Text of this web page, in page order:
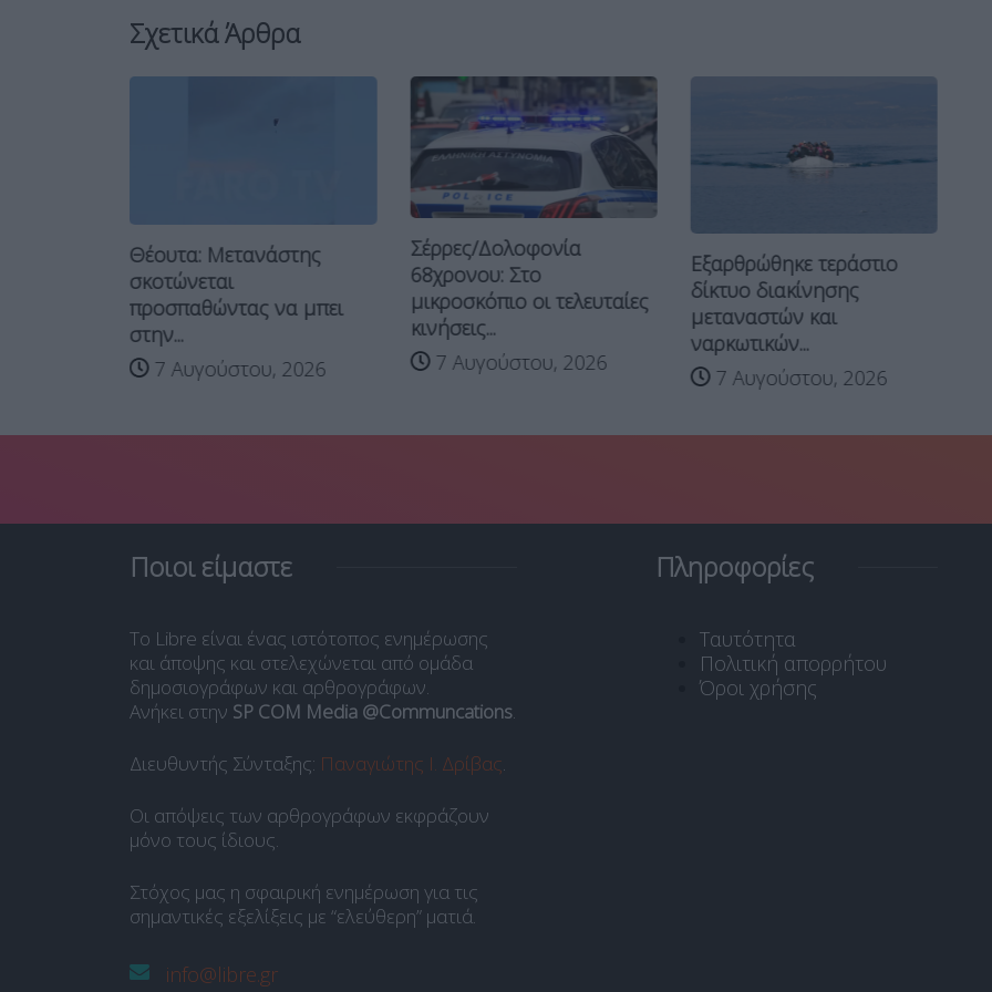
Σχετικά Άρθρα
Θέουτα: Μετανάστης
σκοτώνεται
προσπαθώντας να μπει
στην...
7 Αυγούστου, 2026
Σέρρες/Δολοφονία
68χρονου: Στο
μικροσκόπιο οι τελευταίες
κινήσεις...
7 Αυγούστου, 2026
Εξαρθρώθηκε τεράστιο
δίκτυο διακίνησης
μεταναστών και
ναρκωτικών...
7 Αυγούστου, 2026
Ποιοι είμαστε
Το Libre είναι ένας ιστότοπος ενημέρωσης
και άποψης και στελεχώνεται από ομάδα
δημοσιογράφων και αρθρογράφων.
Ανήκει στην SP COM Media @Communcations.
Διευθυντής Σύνταξης: Παναγιώτης Ι. Δρίβας.
Οι απόψεις των αρθρογράφων εκφράζουν
μόνο τους ίδιους.
Στόχος μας η σφαιρική ενημέρωση για τις
σημαντικές εξελίξεις με “ελεύθερη” ματιά.
info@libre.gr
Πληροφορίες
Ταυτότητα
Πολιτική απορρήτου
Όροι χρήσης